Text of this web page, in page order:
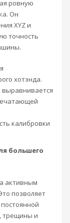
ровную
Он
XYZ и
точность
хотэнда.
калибровки
большего
активным
позволяет
трещины и